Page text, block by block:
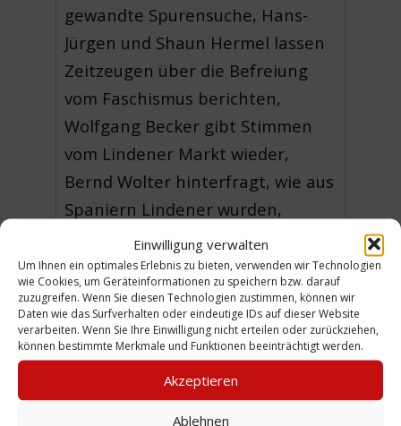
Einwilligung verwalten
Um Ihnen ein optimales Erlebnis zu bieten, verwenden wir Technologien
wie Cookies, um Geräteinformationen zu speichern bzw. darauf
zuzugreifen. Wenn Sie diesen Technologien zustimmen, können wir
Daten wie das Surfverhalten oder eindeutige IDs auf dieser Website
verarbeiten. Wenn Sie Ihre Einwilligung nicht erteilen oder zurückziehen,
können bestimmte Merkmale und Funktionen beeinträchtigt werden.
Akzeptieren
Ablehnen
gewandte Spurensuche, Hans-
Jürgen und Shaun Hermel lassen
Zeitzeugen über die Befreiung
vom Faschismus berichten,
Wolfgang Becker gibt Stimmen
vom Lindener Markt wieder,
Bernd Wolter hinterfragt, wie aus
Spaniern Lindener wurden,
Wolfgang Becker, Franziska
Wenzel und Bernd Wolter
dokumentieren die
Bürgerbeteiligung zur
zukünftigen Wasserstadt Limmer
und Tosh Leykum spürt dem Kult
um die Türme des Heizkraftwerks